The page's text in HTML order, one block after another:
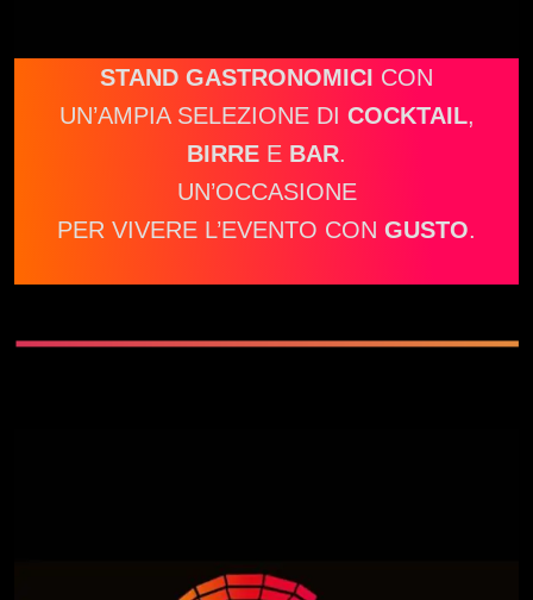
STAND GASTRONOMICI CON
UN’AMPIA SELEZIONE DI COCKTAIL,
BIRRE E BAR.
UN’OCCASIONE
PER VIVERE L’EVENTO CON GUSTO.